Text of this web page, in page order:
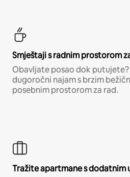
Smještaji s radnim prostorom
Obavljate posao dok
dugoročni najam s brzim
posebnim prostorom za rad.
Tražite apartmane s dodatnim